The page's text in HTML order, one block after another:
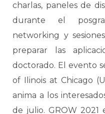
charlas, paneles de
durante el
networking y
preparar las
doctorado. El evento
of Ilinois at Chicago
anima a los
de julio. GROW 2021